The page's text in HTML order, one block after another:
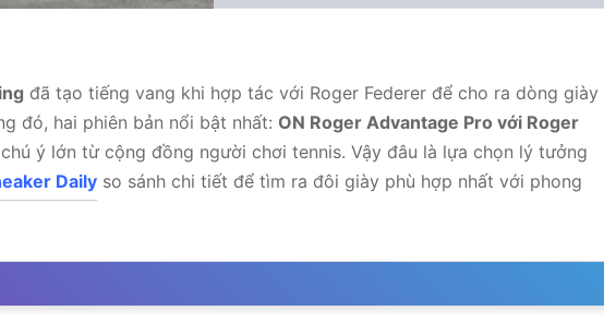
đã tạo tiếng vang khi hợp tác với Roger Federer để cho ra dòng giày
đó, hai phiên bản nổi bật nhất: ON Roger Advantage Pro với Roger
ý lớn từ cộng đồng người chơi tennis. Vậy đâu là lựa chọn lý tưởng
Daily so sánh chi tiết để tìm ra đôi giày phù hợp nhất với phong